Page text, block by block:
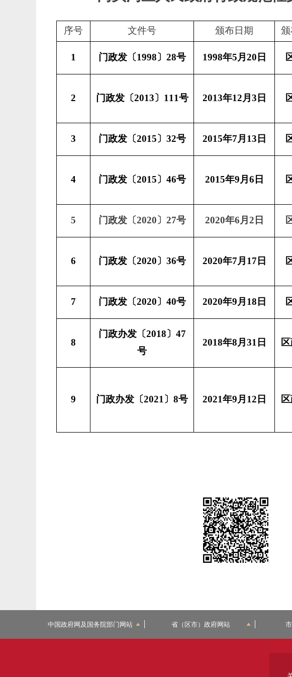
序号 文件号 颁布日期
1 门政发〔1998〕28号 1998年5月20日
2 门政发〔2013〕111号 2013年12月3日
3 门政发〔2015〕32号 2015年7月13日
4 门政发〔2015〕46号 2015年9月6日
5 门政发〔2020〕27号 2020年6月2日
6 门政发〔2020〕36号 2020年7月17日
7 门政发〔2020〕40号 2020年9月18日
8
门政办发〔2018〕47
号
2018年8月31日
9 门政办发〔2021〕8号 2021年9月12日
中国政府网及国务院部门网站 省（区市）政府网站